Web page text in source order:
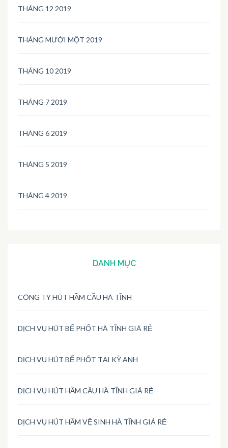
THÁNG 12 2019
THÁNG MƯỜI MỘT 2019
THÁNG 10 2019
THÁNG 7 2019
THÁNG 6 2019
THÁNG 5 2019
THÁNG 4 2019
DANH MỤC
CÔNG TY HÚT HẦM CẦU HÀ TĨNH
DỊCH VỤ HÚT BỂ PHỐT HÀ TĨNH GIÁ RẺ
DỊCH VỤ HÚT BỂ PHỐT TẠI KỲ ANH
DỊCH VỤ HÚT HẦM CẦU HÀ TĨNH GIÁ RẺ
DỊCH VỤ HÚT HẦM VỆ SINH HÀ TĨNH GIÁ RẺ